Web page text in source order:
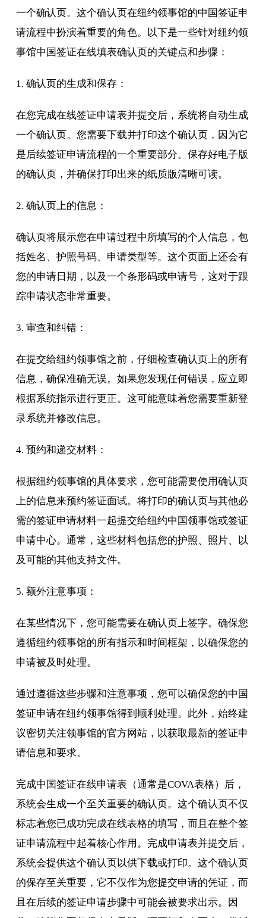
一个确认页。这个确认页在纽约领事馆的中国签证申
请流程中扮演着重要的角色。以下是一些针对纽约领
事馆中国签证在线填表确认页的关键点和步骤：
1. 确认页的生成和保存：
在您完成在线签证申请表并提交后，系统将自动生成
一个确认页。您需要下载并打印这个确认页，因为它
是后续签证申请流程的一个重要部分。保存好电子版
的确认页，并确保打印出来的纸质版清晰可读。
2. 确认页上的信息：
确认页将展示您在申请过程中所填写的个人信息，包
括姓名、护照号码、申请类型等。这个页面上还会有
您的申请日期，以及一个条形码或申请号，这对于跟
踪申请状态非常重要。
3. 审查和纠错：
在提交给纽约领事馆之前，仔细检查确认页上的所有
信息，确保准确无误。如果您发现任何错误，应立即
根据系统指示进行更正。这可能意味着您需要重新登
录系统并修改信息。
4. 预约和递交材料：
根据纽约领事馆的具体要求，您可能需要使用确认页
上的信息来预约签证面试。将打印的确认页与其他必
需的签证申请材料一起提交给纽约中国领事馆或签证
申请中心。通常，这些材料包括您的护照、照片、以
及可能的其他支持文件。
5. 额外注意事项：
在某些情况下，您可能需要在确认页上签字。确保您
遵循纽约领事馆的所有指示和时间框架，以确保您的
申请被及时处理。
通过遵循这些步骤和注意事项，您可以确保您的中国
签证申请在纽约领事馆得到顺利处理。此外，始终建
议密切关注领事馆的官方网站，以获取最新的签证申
请信息和要求。
完成中国签证在线申请表（通常是COVA表格）后，
系统会生成一个至关重要的确认页。这个确认页不仅
标志着您已成功完成在线表格的填写，而且在整个签
证申请流程中起着核心作用。完成申请表并提交后，
系统会提供这个确认页以供下载或打印。这个确认页
的保存至关重要，它不仅作为您提交申请的凭证，而
且在后续的签证申请步骤中可能会被要求出示。因